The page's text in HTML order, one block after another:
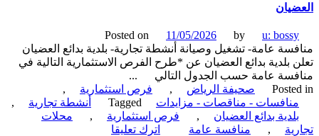
القصيم
عروق
الطرفية-
وزارة
البيئة
والمياه
والزراعة
Posted on 11/05/2026 by
u:
عامة- تشغيل وصيانة أنشطة تجارية- بلدية بدائع العضيان
بلدية بدائع العضيان عن *طرح الفرص الاستثمارية التالية في
عامة حسب الجدول التالي ...
صحيفة الرياض , فرص استثمارية
,
- مناقصات - مزايدات
Tagged أنشطة تجارية
,
بدائع العضيان
, فرص استثمارية ,
محلات
, منافسة عامة اترك تعليقاon